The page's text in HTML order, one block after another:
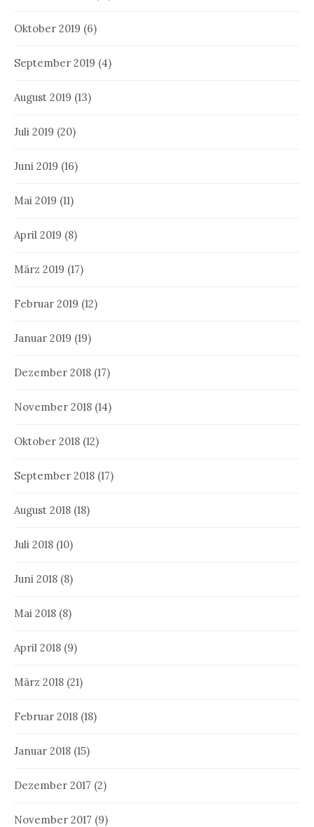
Oktober 2019 (6)
September 2019 (4)
August 2019 (13)
Juli 2019 (20)
Juni 2019 (16)
Mai 2019 (11)
April 2019 (8)
März 2019 (17)
Februar 2019 (12)
Januar 2019 (19)
Dezember 2018 (17)
November 2018 (14)
Oktober 2018 (12)
September 2018 (17)
August 2018 (18)
Juli 2018 (10)
Juni 2018 (8)
Mai 2018 (8)
April 2018 (9)
März 2018 (21)
Februar 2018 (18)
Januar 2018 (15)
Dezember 2017 (2)
November 2017 (9)